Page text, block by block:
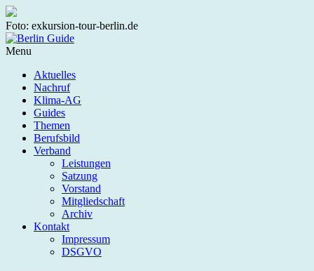
Foto: exkursion-tour-berlin.de
Menu
Aktuelles
Nachruf
Klima-AG
Guides
Themen
Berufsbild
Verband
Leistungen
Satzung
Vorstand
Mitgliedschaft
Archiv
Kontakt
Impressum
DSGVO